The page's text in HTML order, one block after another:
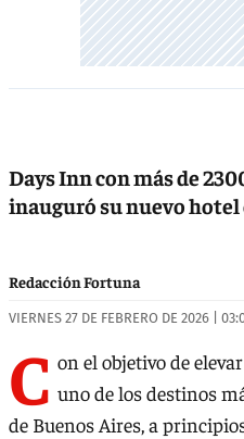
Days Inn con más de
inauguró su nuevo hotel
Redacción Fortuna
VIERNES 27 DE FEBRERO DE 2026 |
C on el objetivo de
uno de los destinos
de Buenos Aires, a